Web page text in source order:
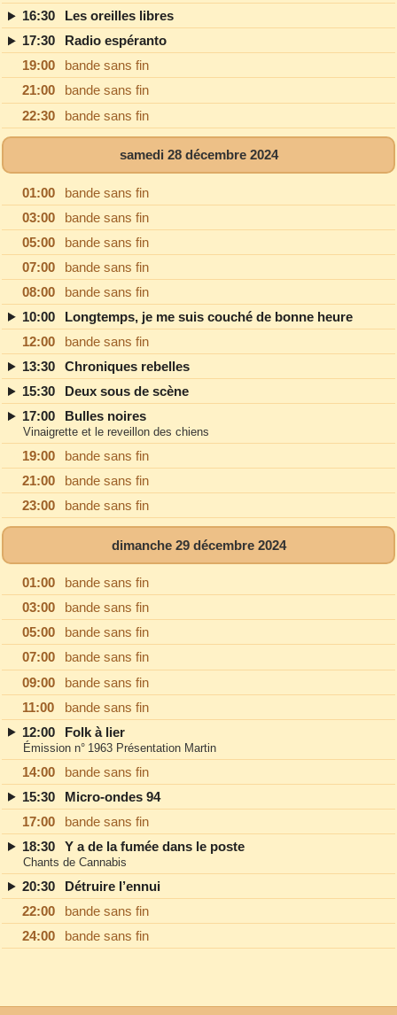
16:30
Les oreilles libres
17:30
Radio espéranto
19:00
bande sans fin
21:00
bande sans fin
22:30
bande sans fin
samedi 28 décembre 2024
01:00
bande sans fin
03:00
bande sans fin
05:00
bande sans fin
07:00
bande sans fin
08:00
bande sans fin
10:00
Longtemps, je me suis couché de bonne heure
12:00
bande sans fin
13:30
Chroniques rebelles
15:30
Deux sous de scène
17:00
Bulles noires
Vinaigrette et le reveillon des chiens
19:00
bande sans fin
21:00
bande sans fin
23:00
bande sans fin
dimanche 29 décembre 2024
01:00
bande sans fin
03:00
bande sans fin
05:00
bande sans fin
07:00
bande sans fin
09:00
bande sans fin
11:00
bande sans fin
12:00
Folk à lier
Émission n° 1963 Présentation Martin
14:00
bande sans fin
15:30
Micro-ondes 94
17:00
bande sans fin
18:30
Y a de la fumée dans le poste
Chants de Cannabis
20:30
Détruire l’ennui
22:00
bande sans fin
24:00
bande sans fin